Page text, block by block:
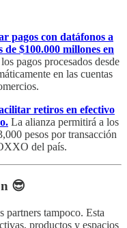
pagos con datáfonos a
$100.000 millones en
pagos procesados desde
en las cuentas
retiros en efectivo
La alianza permitirá a los
pesos por transacción
del país.
😎
partners tampoco. Esta
productos y espacios